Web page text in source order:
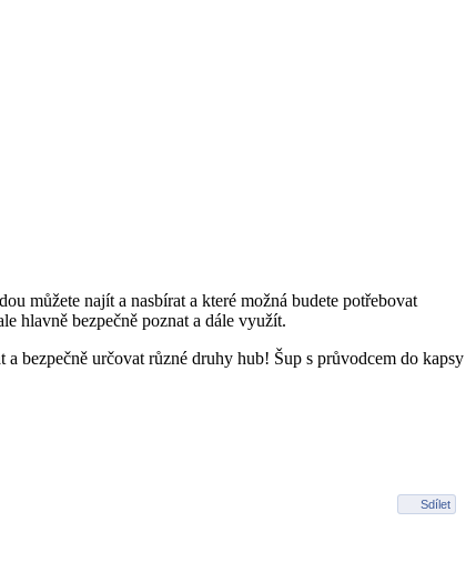
můžete najít a nasbírat a které možná budete potřebovat
hlavně bezpečně poznat a dále využít.
a bezpečně určovat různé druhy hub! Šup s průvodcem do kapsy
Sdílet